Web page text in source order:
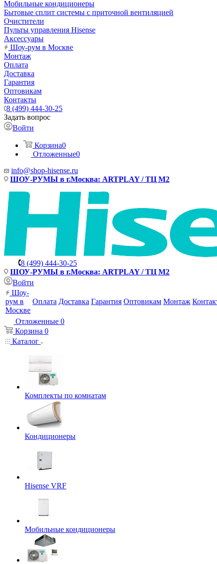
Мобильные кондиционеры
Бытовые сплит системы с приточной вентиляцией
Очистители
Пульты управления Hisense
Аксессуары
Шоу-рум в Москве
Монтаж
Оплата
Доставка
Гарантия
Оптовикам
Контакты
8 (499) 444-30-25
Задать вопрос
Войти
Корзина0
Отложенные0
info@shop-hisense.ru
ШОУ-РУМЫ в г.Москва: ARTPLAY / ТЦ М2
8 (499) 444-30-25
ШОУ-РУМЫ в г.Москва: ARTPLAY / ТЦ М2
Войти
Шоу-
рум в
Москве
Оплата Доставка Гарантия Оптовикам Монтаж
Отложенные 0
Корзина 0
Каталог
Комплекты по комнатам
Кондиционеры
Hisense VRF
Мобильные кондиционеры